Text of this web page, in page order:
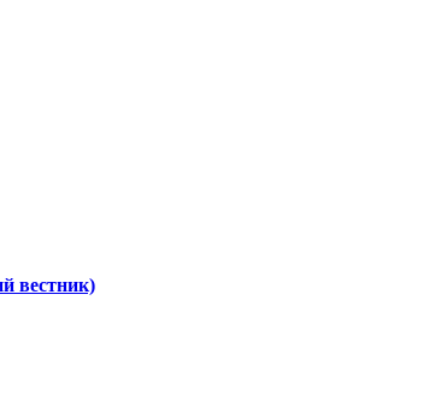
вестник)